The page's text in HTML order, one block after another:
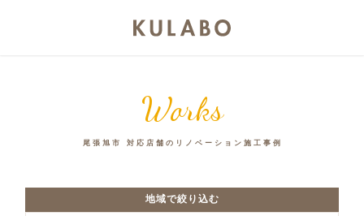
Works
尾張旭市 対応店舗のリノベーション施工事例
地域で絞り込む